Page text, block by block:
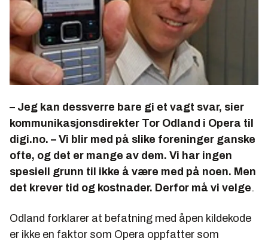
– Jeg kan dessverre bare gi et vagt svar, sier
kommunikasjonsdirekter Tor Odland i Opera til
digi.no. – Vi blir med på slike foreninger ganske
ofte, og det er mange av dem. Vi har ingen
spesiell grunn til ikke å være med på noen. Men
det krever tid og kostnader. Derfor må vi velge.
Odland forklarer at befatning med åpen kildekode
er ikke en faktor som Opera oppfatter som